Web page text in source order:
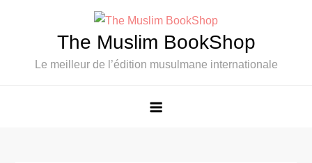
The Muslim BookShop
Le meilleur de l’édition musulmane internationale